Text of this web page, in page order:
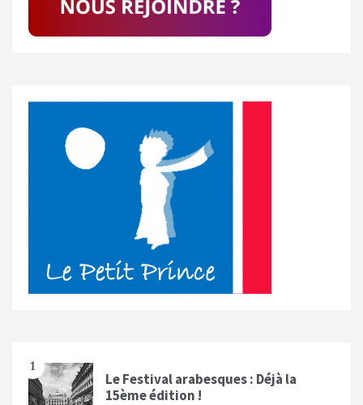
1
Le Festival arabesques : Déjà la
15ème édition !